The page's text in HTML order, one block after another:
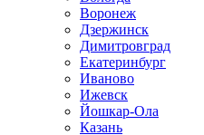
Воронеж
Дзержинск
Димитровград
Екатеринбург
Иваново
Ижевск
Йошкар-Ола
Казань